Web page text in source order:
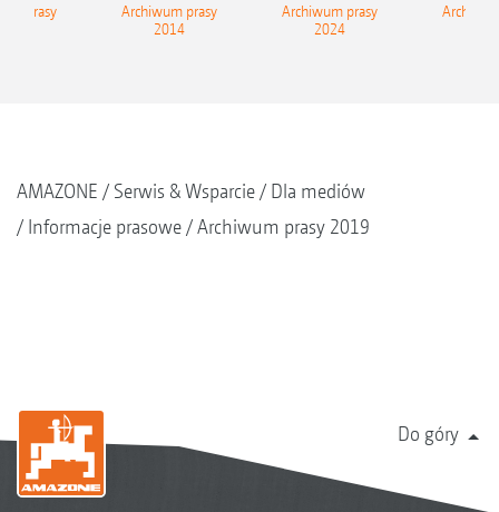
prasy
Archiwum prasy
2014
Archiwum prasy
2024
AMAZONE Serwis & Wsparcie
Dla mediów
Informacje prasowe
Archiwum prasy 2019
Do góry